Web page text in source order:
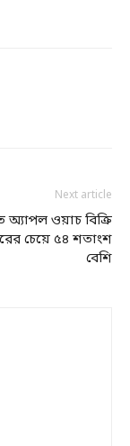
Next article
অ্যাপল ওয়াচ বিক্রি
চেয়ে ৫৪ শতাংশ
বেশি